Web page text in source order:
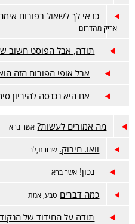
כדאי לך לשאול בפורום
אריק מהדרום
תודה, אבל הפוסט חשוב
אבל אופי הפורום הזה
אם היא נכנסה להיריון
מה אמורים לעשות? אשר ברא
וואו. חיבוק. שבורת,לב
נכון! אשר ברא
כמה דברים טבע, אמת
תודה על החידוד של